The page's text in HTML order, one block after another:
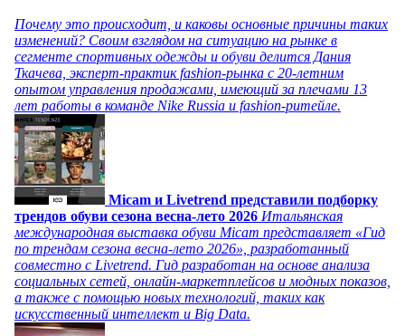
Почему это происходит, и каковы основные причины таких
изменений? Своим взглядом на ситуацию на рынке в
сегменте спортивных одежды и обуви делится Дания
Ткачева, эксперт-практик fashion-рынка с 20-летним
опытом управления продажами, имеющий за плечами 13
лет работы в команде Nike Russia и fashion-ритейле.
Micam и Livetrend представили подборку
трендов обуви сезона весна-лето 2026 Итальянская
международная выставка обуви Micam представляет «Гид
по трендам сезона весна-лето 2026», разработанный
совместно с Livetrend. Гид разработан на основе анализа
социальных сетей, онлайн-маркетплейсов и модных показов,
а также с помощью новых технологий, таких как
искусственный интеллект и Big Data.